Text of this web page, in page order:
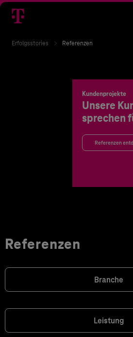
Erfolgsstories Referenzen
Kundenprojekte
Unsere
sprechen
Referenzen
Referenzen
Branche
Leistung